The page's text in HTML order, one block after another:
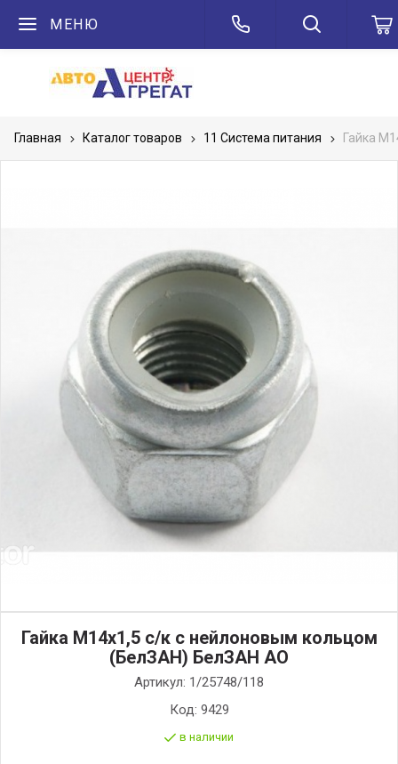
МЕНЮ
Главная Каталог товаров 11 Система питания Гайка
Гайка М14х1,5 с/к с нейлоновым кольцом
(БелЗАН) БелЗАН АО
Артикул: 1/25748/118
Код: 9429
в наличии